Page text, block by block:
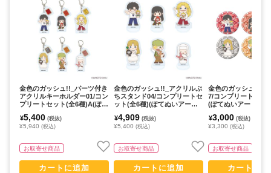
金色のガッシュ!!_パーツ付き
アクリルキーホルダー01/コン
プリートセット(全6種)A(ぽて
ット/6個入り】
¥5,400 (税抜)
¥5,940 (税込)
お取寄せ商品
カートに追加
金色のガッシュ!!_アクリルぷ
ちスタンド04/コンプリートセ
ット(全6種)(ぽてぬいアート)
り】
¥4,909 (税抜)
¥5,400 (税込)
お取寄せ商品
カートに追加
金色のガッシュ!!_缶
7/コンプリートセッ
(ぽてぬいアート)【
¥3,000 (税抜)
¥3,300 (税込)
お取寄せ商品
カートに